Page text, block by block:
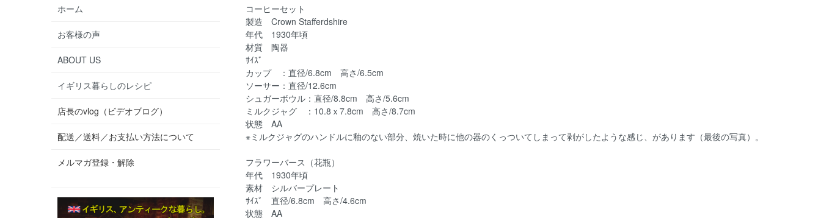
コーヒーセット
製造 Crown Stafferdshire
年代 1930年頃
材質 陶器
ｻｲｽﾞ
カップ ：直径/6.8cm 高さ/6.5cm
ソーサー：直径/12.6cm
シュガーボウル：直径/8.8cm 高さ/5.6cm
ミルクジャグ ：10.8ｘ7.8cm 高さ/8.7cm
状態 AA
※ミルクジャグのハンドルに釉のない部分、焼いた時に他の器のくっついてしまって剥がしたような感じ、があります（最後の写真）。
フラワーバース（花瓶）
年代 1930年頃
素材 シルバープレート
ｻｲｽﾞ 直径/6.8cm 高さ/4.6cm
状態 AA
ホーム
お客様の声
ABOUT US
イギリス暮らしのレシピ
店長のvlog（ビデオブログ）
配送／送料／お支払い方法について
メルマガ登録・解除